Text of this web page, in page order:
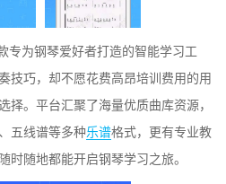
专为钢琴爱好者打造的智能学习工
技巧，却不愿花费高昂培训费用的用
择。平台汇聚了海量优质曲库资源，
五线谱等多种乐谱格式，更有专业教
时随地都能开启钢琴学习之旅。